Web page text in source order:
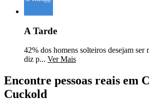
A Tarde
42% dos homens solteiros desejam ser
diz p... Ver Mais
Encontre pessoas reais em
Cuckold